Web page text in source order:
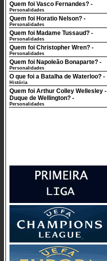
Quem foi Vasco Fernandes? -
Personalidades
Quem foi Horatio Nelson? -
Personalidades
Quem foi Madame Tussaud? -
Personalidades
Quem foi Christopher Wren? -
Personalidades
Quem foi Napoleão Bonaparte? -
Personalidades
O que foi a Batalha de Waterloo? -
História
Quem foi Arthur Colley Wellesley -
Duque de Wellington? -
Personalidades